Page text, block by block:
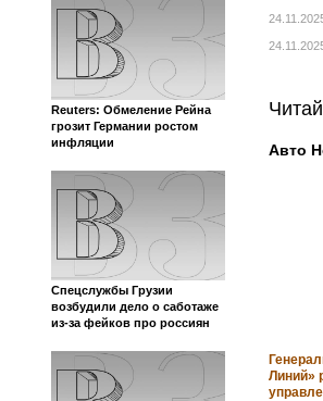
Reuters: Обмеление Рейна
грозит Германии ростом
инфляции
Спецслужбы Грузии
возбудили дело о саботаже
из-за фейков про россиян
Авто
Линий»